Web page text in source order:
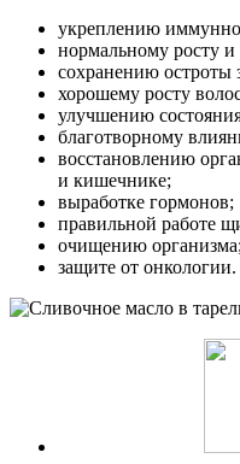
укреплению
нормальному росту
сохранению остроты
хорошему росту
улучшению
благотворному
восстановлению
и кишечнике;
выработке гормонов;
правильной работе
очищению организма;
защите от онкологии.